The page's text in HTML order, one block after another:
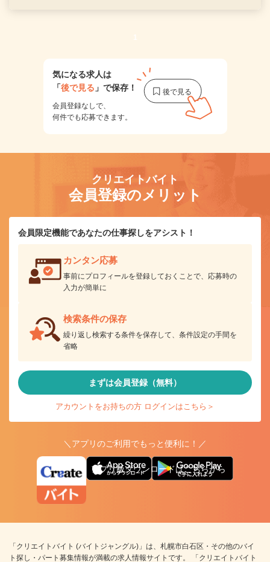
1
気になる求人は
「後で見る 」で保存！
会員登録なしで、
何件でも応募できます。
クリエイトバイト
会員登録のメリット
会員限定機能であなたの仕事探しをアシスト！
カンタン応募
事前にプロフィールを登録しておくことで、応募時の
入力が簡単に
検索条件の保存
繰り返し検索する条件を保存して、条件設定の手間を
省略
まずは会員登録（無料）
アカウントをお持ちの方 ログインはこちら＞
＼アプリのご利用でもっと便利に！／
アプリ版ダウンロードはこちらから
「クリエイトバイト (バイトジャングル)」は、札幌市白石区・その他のバイ
ト探し・パート募集情報が満載の求人情報サイトです。 「クリエイトバイト